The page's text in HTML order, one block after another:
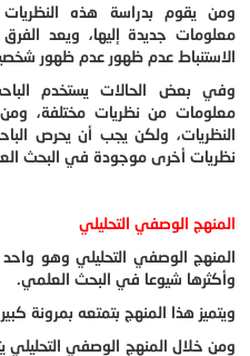
ومن يقوم بدراسة هذه
معلومات جديدة إليها، ويعد
الاستنباط عدم ظهور عدم ظهور
وفي بعض الحالات يستخدم
معلومات من نظريات مختلفة،
النظريات، ولكن يجب أن يحرص
نظريات أخرى موجودة في البحث
المنهج الوصفي التحليلي
المنهج الوصفي التحليلي وهو
وأكثرها شيوعا في البحث العلمي.
ويتميز هذا المنهج بتمتعه بمرونة
ومن خلال المنهج الوصفي التحليلي